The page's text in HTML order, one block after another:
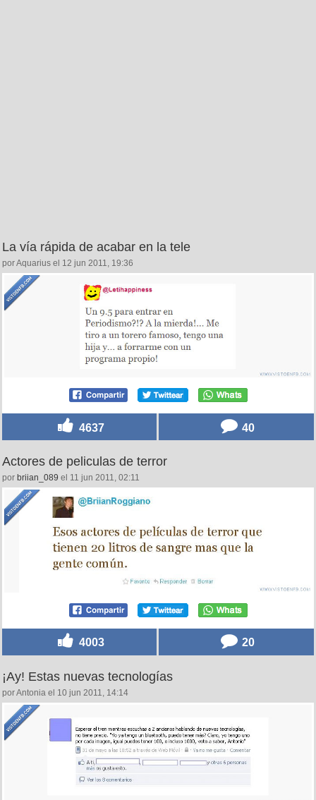
La vía rápida de acabar en la tele
por Aquarius el 12 jun 2011, 19:36
4637 40
Actores de peliculas de terror
por briian_089 el 11 jun 2011, 02:11
4003 20
¡Ay! Estas nuevas tecnologías
por Antonia el 10 jun 2011, 14:14